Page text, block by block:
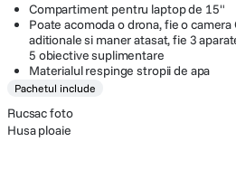
Compartiment pentru laptop de 15"
Poate acomoda o drona, fie o
aditionale si maner atasat, fie 3
5 obiective suplimentare
Materialul respinge stropii de apa
Pachetul include
Rucsac foto
Husa ploaie